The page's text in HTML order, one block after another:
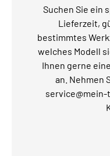
Suchen Sie ein
Lieferzeit,
bestimmtes
welches Modell
Ihnen gerne
an. Nehmen